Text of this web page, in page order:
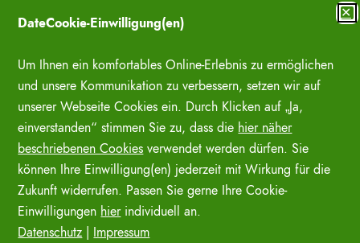
Inhalt
✕
DateCookie-Einwilligung(en)
Um Ihnen ein komfortables Online-Erlebnis zu ermöglichen
und unsere Kommunikation zu verbessern, setzen wir auf
unserer Webseite Cookies ein. Durch Klicken auf „Ja,
einverstanden“ stimmen Sie zu, dass die hier näher
beschriebenen Cookies verwendet werden dürfen. Sie
können Ihre Einwilligung(en) jederzeit mit Wirkung für die
Zukunft widerrufen. Passen Sie gerne Ihre Cookie-
Einwilligungen hierindividuell an.
Datenschutz
Impressum